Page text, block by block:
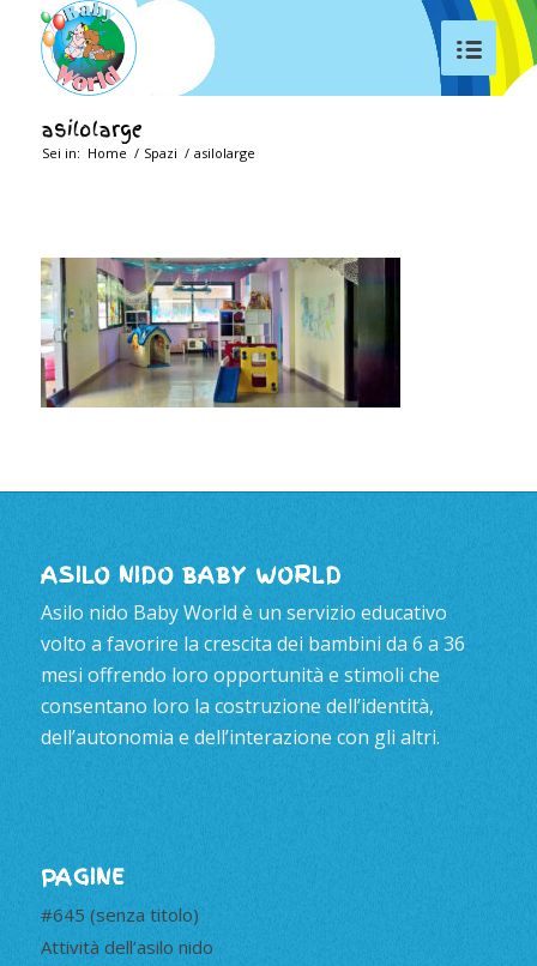
asilolarge
Sei in: Home / Spazi / asilolarge
ASILO NIDO BABY WORLD
Asilo nido Baby World è un servizio educativo
volto a favorire la crescita dei bambini da 6 a 36
mesi offrendo loro opportunità e stimoli che
consentano loro la costruzione dell’identità,
dell’autonomia e dell’interazione con gli altri.
PAGINE
#645 (senza titolo)
Attività dell’asilo nido